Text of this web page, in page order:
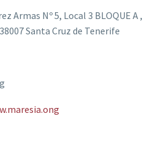
Armas Nº 5, Local 3 BLOQUE A ,
Santa Cruz de Tenerife